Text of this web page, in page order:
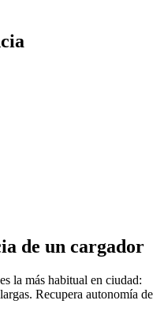
de un cargador
la más habitual en ciudad:
Recupera autonomía de